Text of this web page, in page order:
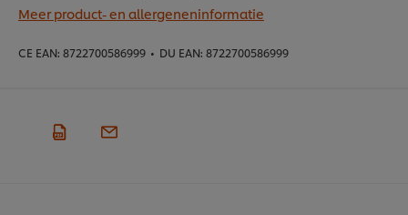
Meer product- en allergeneninformatie
CE EAN: 8722700586999 • DU EAN: 8722700586999